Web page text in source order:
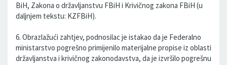
BiH, Zakona o državljanstvu FBiH i Krivičnog zakona FBiH (u
daljnjem tekstu: KZFBiH).
6. Obrazlažući zahtjev, podnosilac je istakao da je Federalno
ministarstvo pogrešno primijenilo materijalne propise iz oblasti
državljanstva i krivičnog zakonodavstva, da je izvršilo pogrešnu